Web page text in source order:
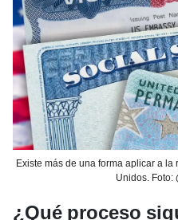
Existe más de una forma aplicar a
Unidos. Foto:
¿Qué proceso